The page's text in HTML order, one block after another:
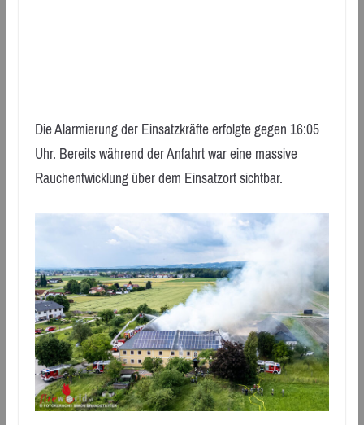
Die Alarmierung der Einsatzkräfte erfolgte gegen 16:05
Uhr. Bereits während der Anfahrt war eine massive
Rauchentwicklung über dem Einsatzort sichtbar.